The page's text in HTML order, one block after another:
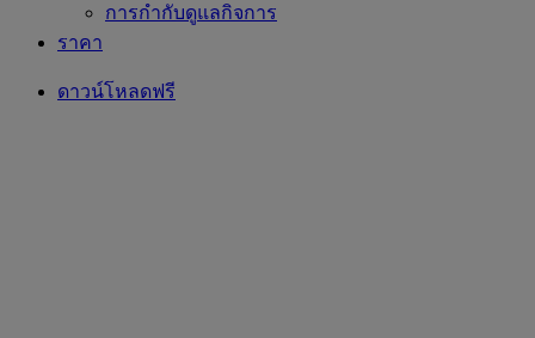
การกำกับดูแลกิจการ
ราคา
ดาวน์โหลดฟรี